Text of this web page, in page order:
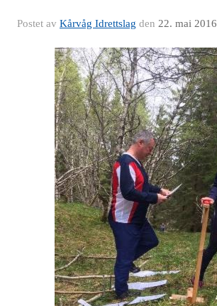
Postet av Kårvåg Idrettslag den 22. mai 2016